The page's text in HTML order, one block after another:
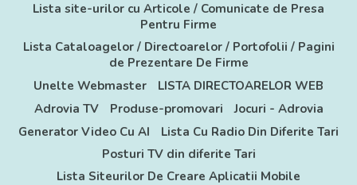
Lista site-urilor cu Articole / Comunicate de Presa
Pentru Firme
Lista Cataloagelor / Directoarelor / Portofolii / Pagini
de Prezentare De Firme
Unelte Webmaster
LISTA DIRECTOARELOR WEB
Adrovia TV
Produse-promovari
Jocuri - Adrovia
Generator Video Cu AI
Lista Cu Radio Din Diferite Tari
Posturi TV din diferite Tari
Lista Siteurilor De Creare Aplicatii Mobile